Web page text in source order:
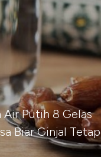
Putih 8 Gelas
Biar Ginjal Tetap